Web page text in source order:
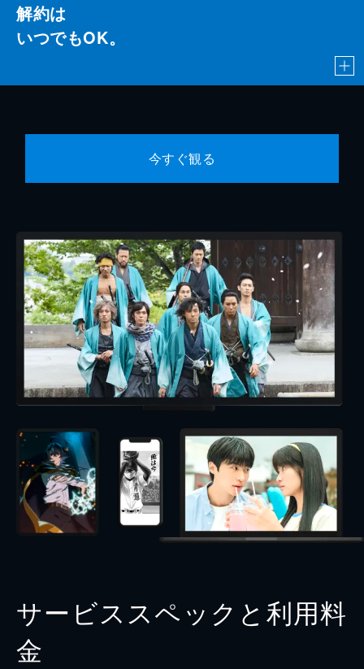
解約は
いつでもOK。
今すぐ観る
サービススペックと利用料
金